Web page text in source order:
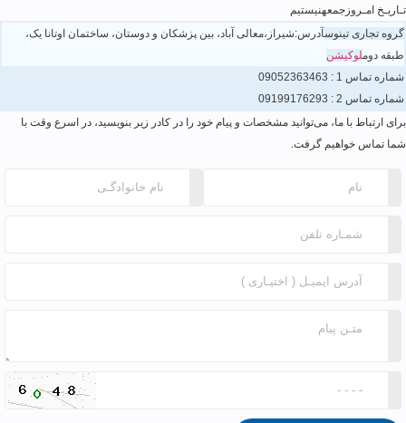
تـاریـخ امـروز جمعهنیستیم
گروه تجاری تینوسآدرس:شیراز،معالی آباد، بین پزشکان و دوستان، ساختمان اوتانا یک،
طبقه دوملوکیشن
شماره تماس 1 :
شماره تماس 2 :
برای ارتباط با ما، می‌توانید مشخصات و پیام خود را در کادر زیر بنویسید، در اسرع وقت با
شما تماس خواهیم گرفت.